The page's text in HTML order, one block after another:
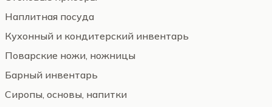
Наплитная посуда
Кухонный и кондитерский инвентарь
Поварские ножи, ножницы
Барный инвентарь
Сиропы, основы, напитки